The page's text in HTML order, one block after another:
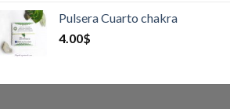
Pulsera Cuarto chakra
4.00$